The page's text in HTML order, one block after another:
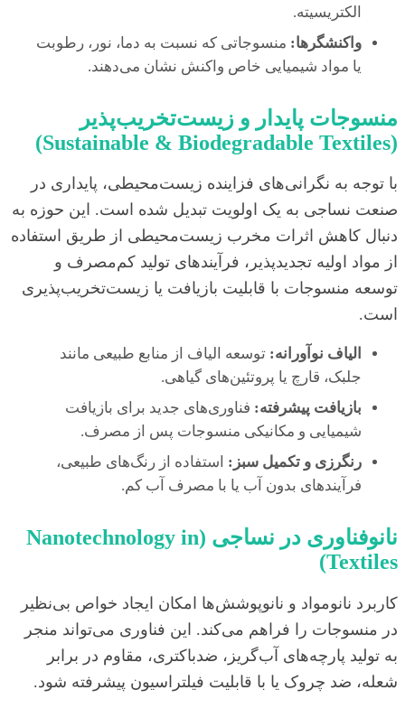
الکتریسیته.
واکنشگرها: منسوجاتی که نسبت به دما، نور، رطوبت
یا مواد شیمیایی خاص واکنش نشان می‌دهند.
منسوجات پایدار و زیست‌تخریب‌پذیر
(Sustainable & Biodegradable Textiles)
با توجه به نگرانی‌های فزاینده زیست‌محیطی، پایداری در
صنعت نساجی به یک اولویت تبدیل شده است. این حوزه به
دنبال کاهش اثرات مخرب زیست‌محیطی از طریق استفاده
از مواد اولیه تجدیدپذیر، فرآیندهای تولید کم‌مصرف و
توسعه منسوجات با قابلیت بازیافت یا زیست‌تخریب‌پذیری
است.
الیاف نوآورانه: توسعه الیاف از منابع طبیعی مانند
جلبک، قارچ یا پروتئین‌های گیاهی.
بازیافت پیشرفته: فناوری‌های جدید برای بازیافت
شیمیایی و مکانیکی منسوجات پس از مصرف.
رنگرزی و تکمیل سبز: استفاده از رنگ‌های طبیعی،
فرآیندهای بدون آب یا با مصرف آب کم.
نانوفناوری در نساجی (Nanotechnology in
Textiles)
کاربرد نانومواد و نانوپوشش‌ها امکان ایجاد خواص بی‌نظیر
در منسوجات را فراهم می‌کند. این فناوری می‌تواند منجر
به تولید پارچه‌های آب‌گریز، ضدباکتری، مقاوم در برابر
شعله، ضد چروک یا با قابلیت فیلتراسیون پیشرفته شود.